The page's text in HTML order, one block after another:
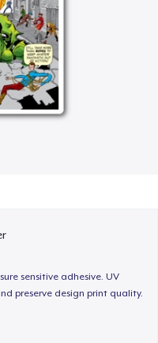
sensitive adhesive. UV
preserve design print quality.